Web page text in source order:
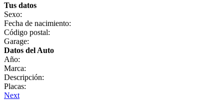
Tus datos
Sexo:
Fecha de nacimiento:
Código postal:
Garage:
Datos del Auto
Año:
Marca:
Descripción:
Placas:
Next